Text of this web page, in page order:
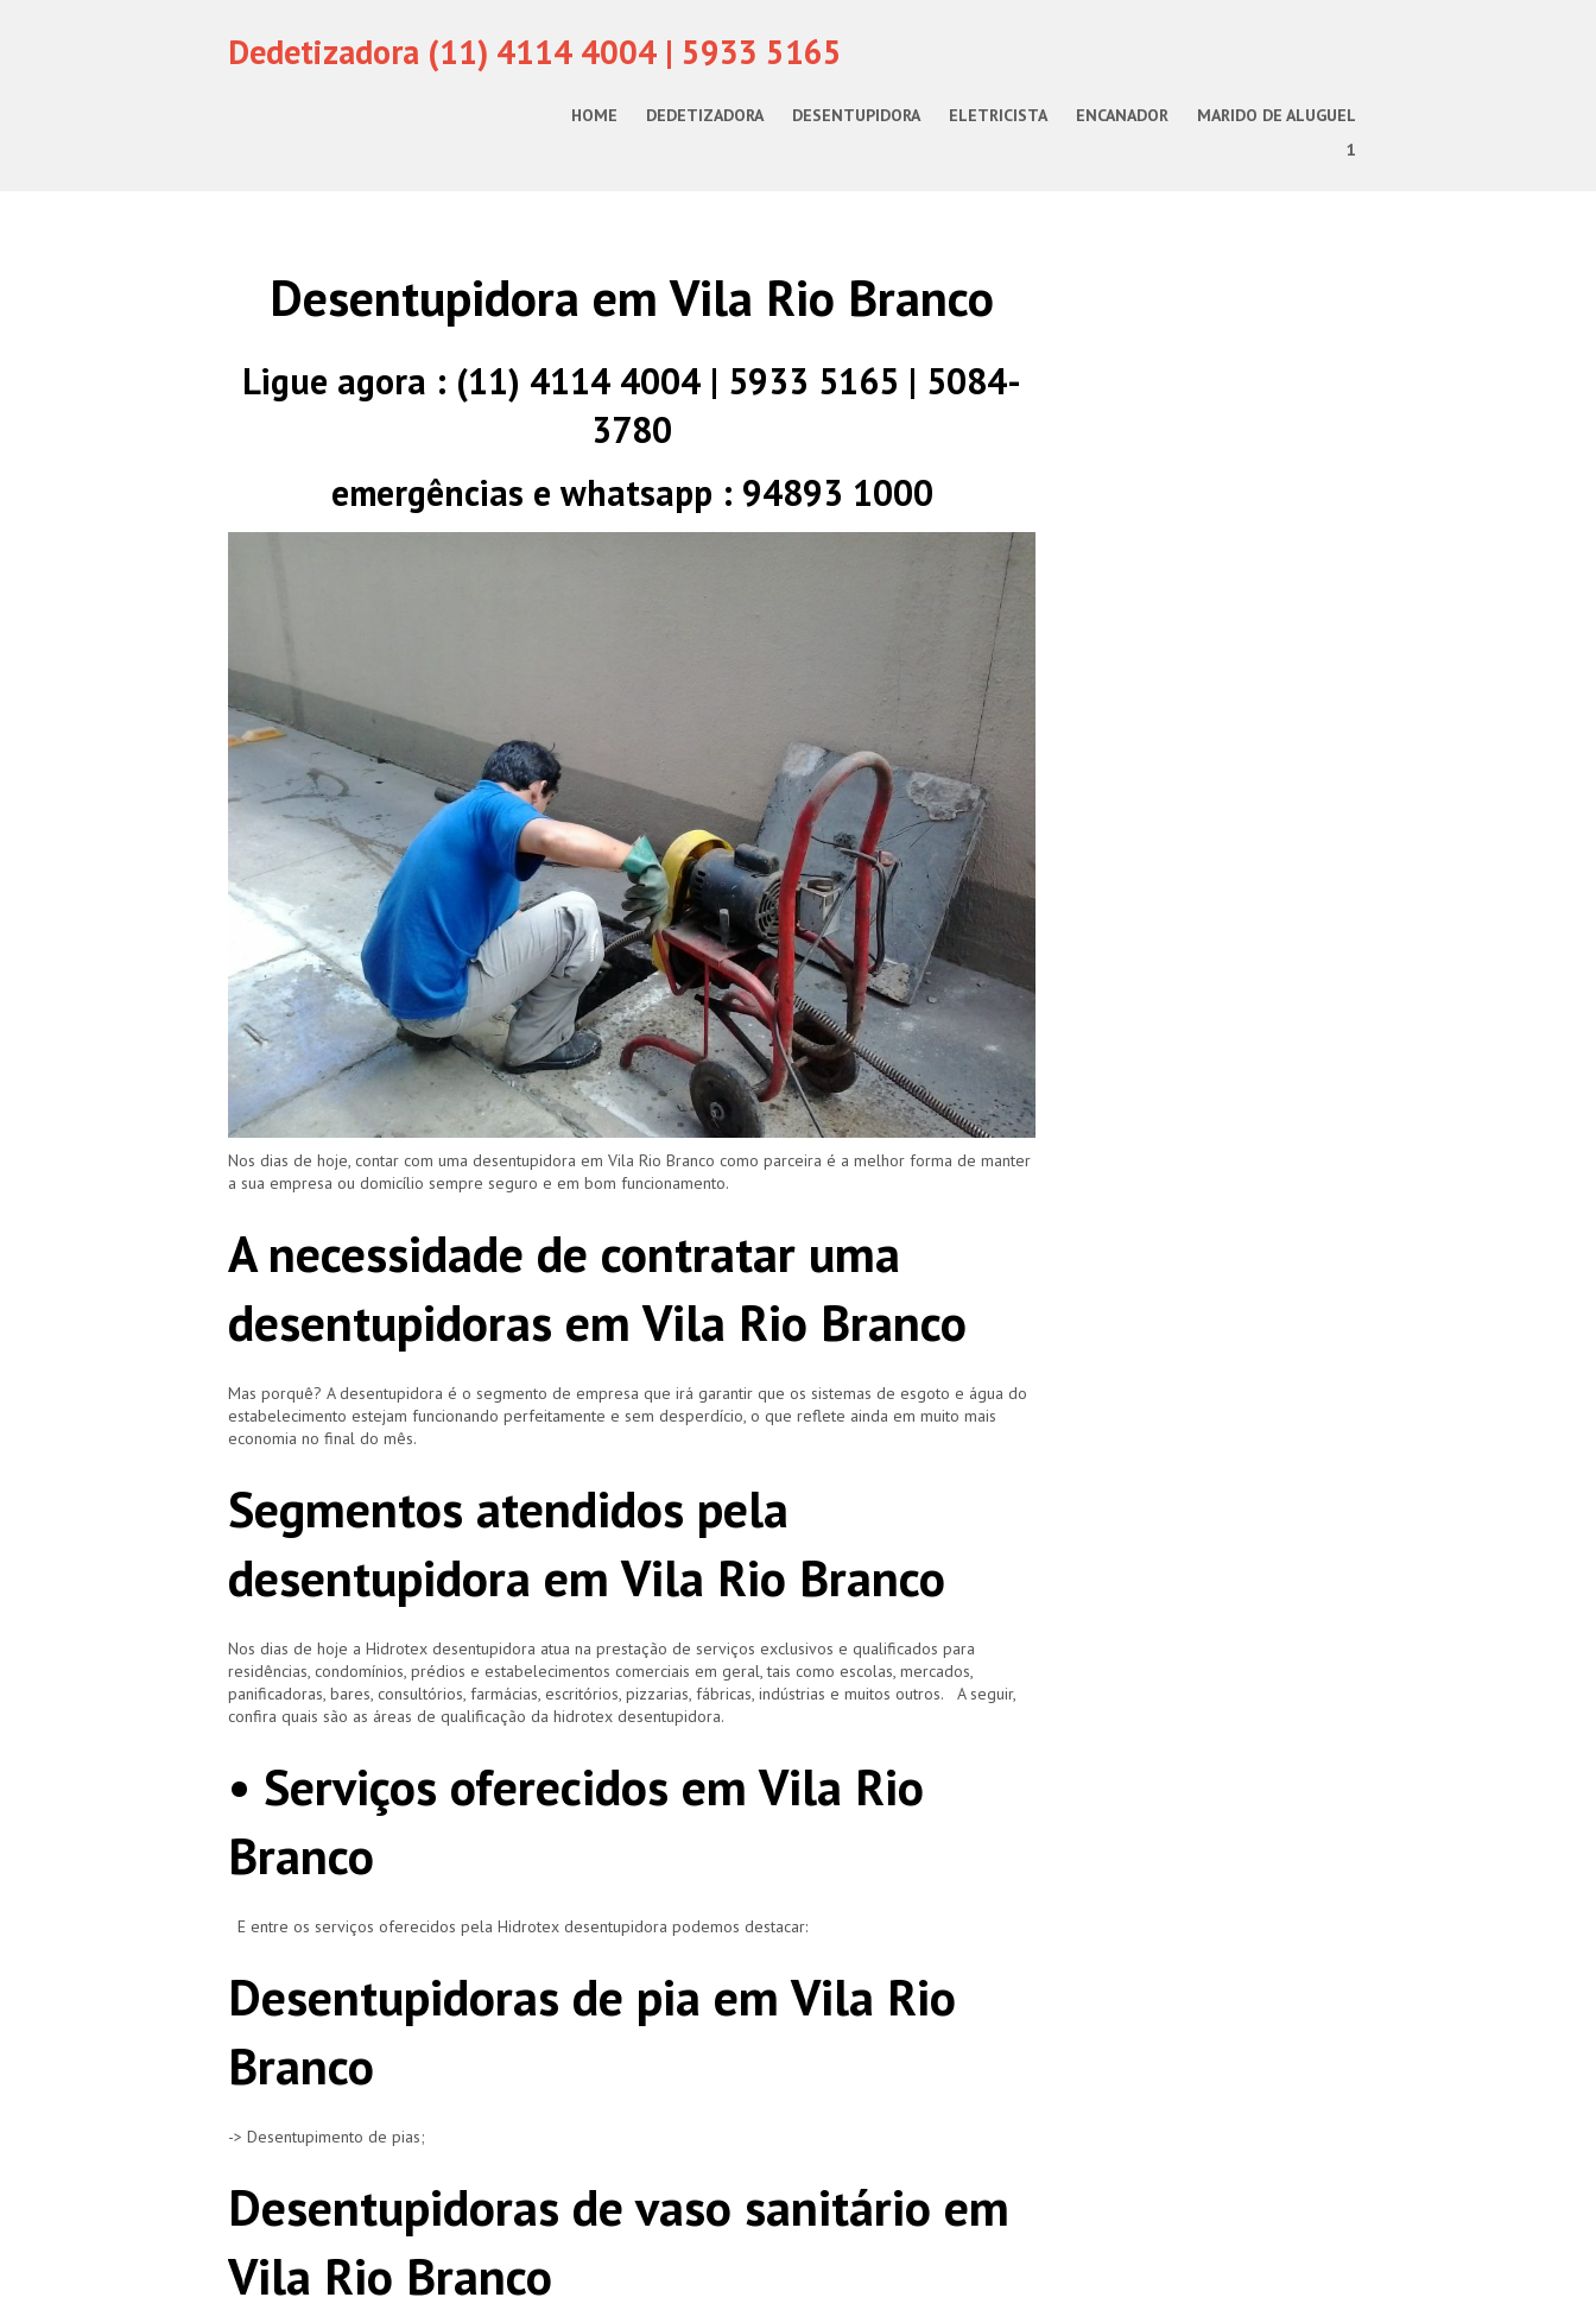
Dedetizadora (11) 4114 4004 | 5933 5165
HOME DEDETIZADORA DESENTUPIDORA ELETRICISTA ENCANADOR
MARIDO DE ALUGUEL
1
Desentupidora em Vila Rio Branco
Ligue agora : (11) 4114 4004 | 5933 5165 | 5084-
3780
emergências e whatsapp : 94893 1000
Nos dias de hoje, contar com uma desentupidora em Vila Rio Branco como parceira é a melhor forma de manter
a sua empresa ou domicílio sempre seguro e em bom funcionamento.
A necessidade de contratar uma
desentupidoras em Vila Rio Branco
Mas porquê? A desentupidora é o segmento de empresa que irá garantir que os sistemas de esgoto e água do
estabelecimento estejam funcionando perfeitamente e sem desperdício, o que reflete ainda em muito mais
economia no final do mês.
Segmentos atendidos pela
desentupidora em Vila Rio Branco
Nos dias de hoje a Hidrotex desentupidora atua na prestação de serviços exclusivos e qualificados para
residências, condomínios, prédios e estabelecimentos comerciais em geral, tais como escolas, mercados,
panificadoras, bares, consultórios, farmácias, escritórios, pizzarias, fábricas, indústrias e muitos outros. A seguir,
confira quais são as áreas de qualificação da hidrotex desentupidora.
• Serviços oferecidos em Vila Rio
Branco
E entre os serviços oferecidos pela Hidrotex desentupidora podemos destacar:
Desentupidoras de pia em Vila Rio
Branco
-> Desentupimento de pias;
Desentupidoras de vaso sanitário em
Vila Rio Branco